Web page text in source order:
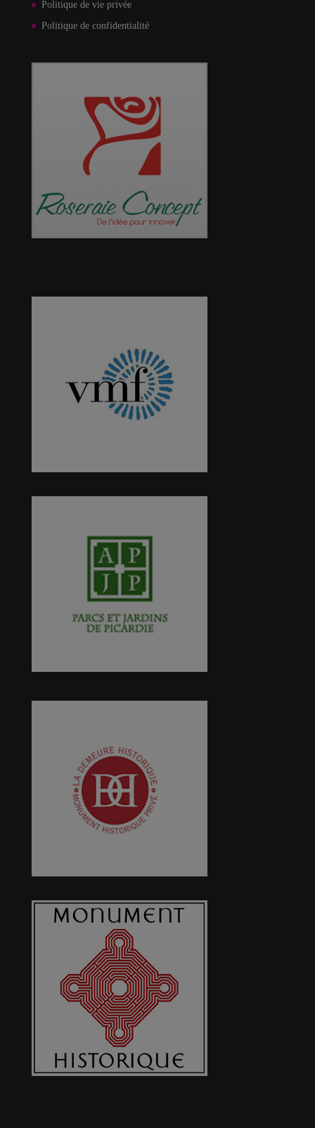
Politique de vie privée
Politique de confidentialité